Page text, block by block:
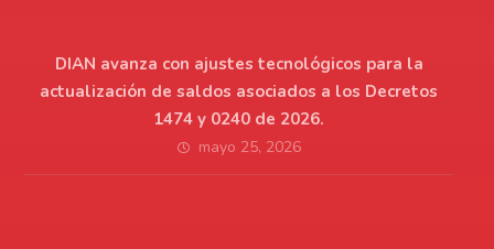
DIAN avanza con ajustes tecnológicos para la
actualización de saldos asociados a los Decretos
1474 y 0240 de 2026.
mayo 25, 2026